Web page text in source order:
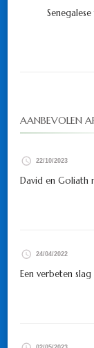
AANBEVOLEN
22/10/2023
David en Goliath
24/04/2022
Een verbeten